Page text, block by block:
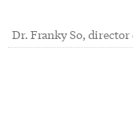
Dr. Franky So, director